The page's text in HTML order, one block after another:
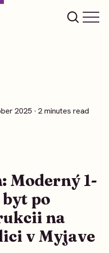
2025 ∙ 2 minutes read
Moderný 1-
po
na
v Myjave